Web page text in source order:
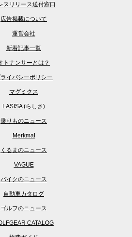
スリリース送付窓口
広告掲載について
運営会社
新着記事一覧
トナンサーとは？
イバシーポリシー
マグミクス
LASISA (らしさ)
乗りものニュース
Merkmal
くるまのニュース
VAGUE
バイクのニュース
自動車カタログ
ゴルフのニュース
CATALOG